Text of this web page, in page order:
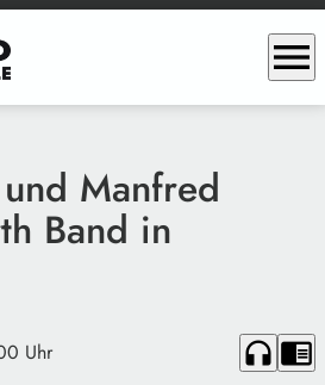
menu
Manfred
Band in
Uhr headphones chrome_reader_mode